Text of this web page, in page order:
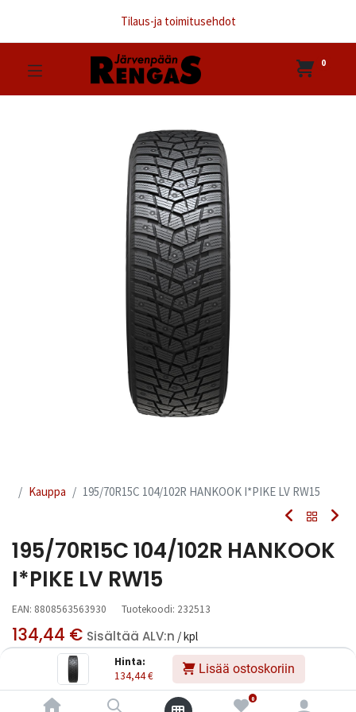
Hinta:
134,44€ Lisää ostoskoriin
0
Tilaus-ja toimitusehdot
0
Kauppa 195/70R15C 104/102R HANKOOK I*PIKE LV RW15
195/70R15C 104/102R HANKOOK
I*PIKE LV RW15
EAN: 8808563563930 Tuotekoodi: 232513
134,44 € Sisältää ALV:n / kpl
Toimittajilla (kotimaa): Saatavilla
Toimitusaika:
3 arkipäivää